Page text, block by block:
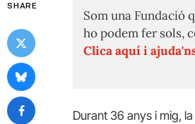
SHARE
Som una Fundació
ho podem fer sols,
Clica aquí i
Durant 36 anys i mig,